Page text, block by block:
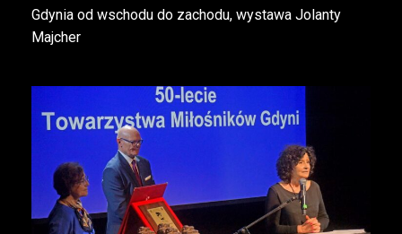
Gdynia od wschodu do zachodu, wystawa Jolanty
Majcher